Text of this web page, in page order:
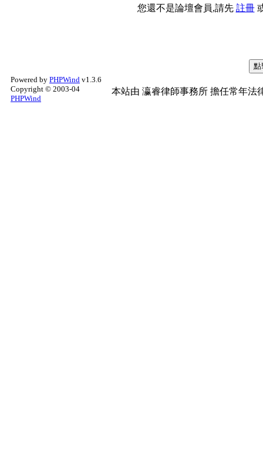
您還不是論壇會員,請先 註冊
Powered by PHPWind v1.3.6
Copyright © 2003-04
PHPWind
本站由 瀛睿律師事務所 擔任常年法